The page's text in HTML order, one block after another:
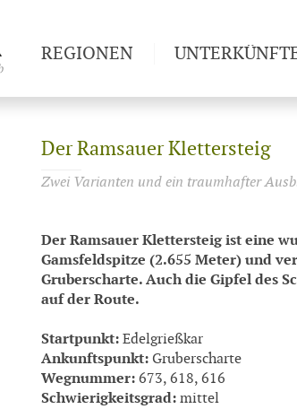
Der Ramsauer Klettersteig
Zwei Varianten und ein traumhafter
Der Ramsauer Klettersteig ist eine
Gamsfeldspitze (2.655 Meter) und
Gruberscharte. Auch die Gipfel des
auf der Route.
Startpunkt: Edelgrießkar
Ankunftspunkt: Gruberscharte
Wegnummer: 673, 618, 616
Schwierigkeitsgrad: mittel
REGIONEN